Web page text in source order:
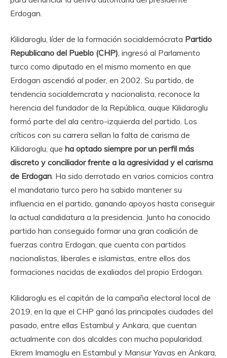
Erdogan.
Kilidaroglu, líder de la formación socialdemócrata Partido
Republicano del Pueblo (CHP), ingresó al Parlamento
turco como diputado en el mismo momento en que
Erdogan ascendió al poder, en 2002. Su partido, de
tendencia socialdemcrata y nacionalista, reconoce la
herencia del fundador de la República, auque Kilidaroglu
formó parte del ala centro-izquierda del partido. Los
críticos con su carrera sellan la falta de carisma de
Kilidaroglu, que ha optado siempre por un perfil más
discreto y conciliador frente a la agresividad y el carisma
de Erdogan. Ha sido derrotado en varios comicios contra
el mandatario turco pero ha sabido mantener su
influencia en el partido, ganando apoyos hasta conseguir
la actual candidatura a la presidencia. Junto ha conocido
partido han conseguido formar una gran coalición de
fuerzas contra Erdogan, que cuenta con partidos
nacionalistas, liberales e islamistas, entre ellos dos
formaciones nacidas de exaliados del propio Erdogan.
Kilidaroglu es el capitán de la campaña electoral local de
2019, en la que el CHP ganó las principales ciudades del
pasado, entre ellas Estambul y Ankara, que cuentan
actualmente con dos alcaldes con mucha popularidad.
Ekrem Imamoglu en Estambul y Mansur Yavas en Ankara,